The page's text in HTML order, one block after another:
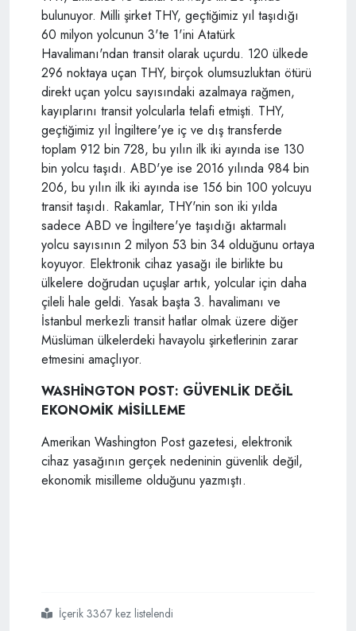
bulunuyor. Milli şirket THY, geçtiğimiz yıl taşıdığı
60 milyon yolcunun 3'te 1'ini Atatürk
Havalimanı'ndan transit olarak uçurdu. 120 ülkede
296 noktaya uçan THY, birçok olumsuzluktan ötürü
direkt uçan yolcu sayısındaki azalmaya rağmen,
kayıplarını transit yolcularla telafi etmişti. THY,
geçtiğimiz yıl İngiltere'ye iç ve dış transferde
toplam 912 bin 728, bu yılın ilk iki ayında ise 130
bin yolcu taşıdı. ABD'ye ise 2016 yılında 984 bin
206, bu yılın ilk iki ayında ise 156 bin 100 yolcuyu
transit taşıdı. Rakamlar, THY'nin son iki yılda
sadece ABD ve İngiltere'ye taşıdığı aktarmalı
yolcu sayısının 2 milyon 53 bin 34 olduğunu ortaya
koyuyor. Elektronik cihaz yasağı ile birlikte bu
ülkelere doğrudan uçuşlar artık, yolcular için daha
çileli hale geldi. Yasak başta 3. havalimanı ve
İstanbul merkezli transit hatlar olmak üzere diğer
Müslüman ülkelerdeki havayolu şirketlerinin zarar
etmesini amaçlıyor.
WASHİNGTON POST: GÜVENLİK DEĞİL
EKONOMİK MİSİLLEME
Amerikan Washington Post gazetesi, elektronik
cihaz yasağının gerçek nedeninin güvenlik değil,
ekonomik misilleme olduğunu yazmıştı.
#yasak
#ters
#tepti
#thy
#yasağa
#rağmen
#yolcu
#sayısını
#yüzde
#2 5
#artırdıİçerik 3367 kez listelendi